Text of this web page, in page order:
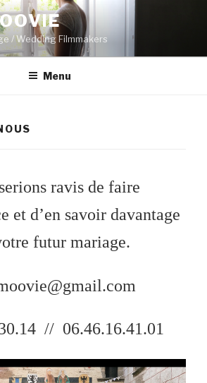
/ Wedding Filmmakers
Menu
ravis de faire
et d’en savoir davantage
futur mariage.
// 06.46.16.41.01